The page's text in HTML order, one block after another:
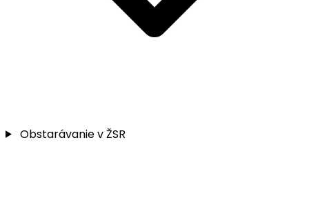
Obstarávanie v ŽSR